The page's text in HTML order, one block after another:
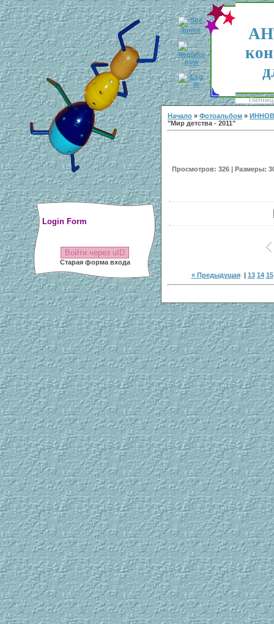
Login Form
Войти через uID
Старая форма входа
Начало » Фотоальбом »
"Мир детства - 2011"
Просмотров: 326 | Размеры:
« Предыдущая| 13 14 15